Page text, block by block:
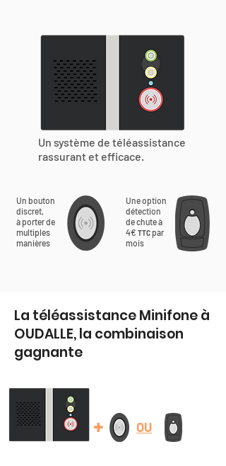
Un système de téléassistance
rassurant et efficace.
Un bouton
discret,
à porter de
multiples
manières
Une option
détection
de chute à
4€ TTC par
mois
La téléassistance Minifone à
OUDALLE, la combinaison
gagnante
+ OU